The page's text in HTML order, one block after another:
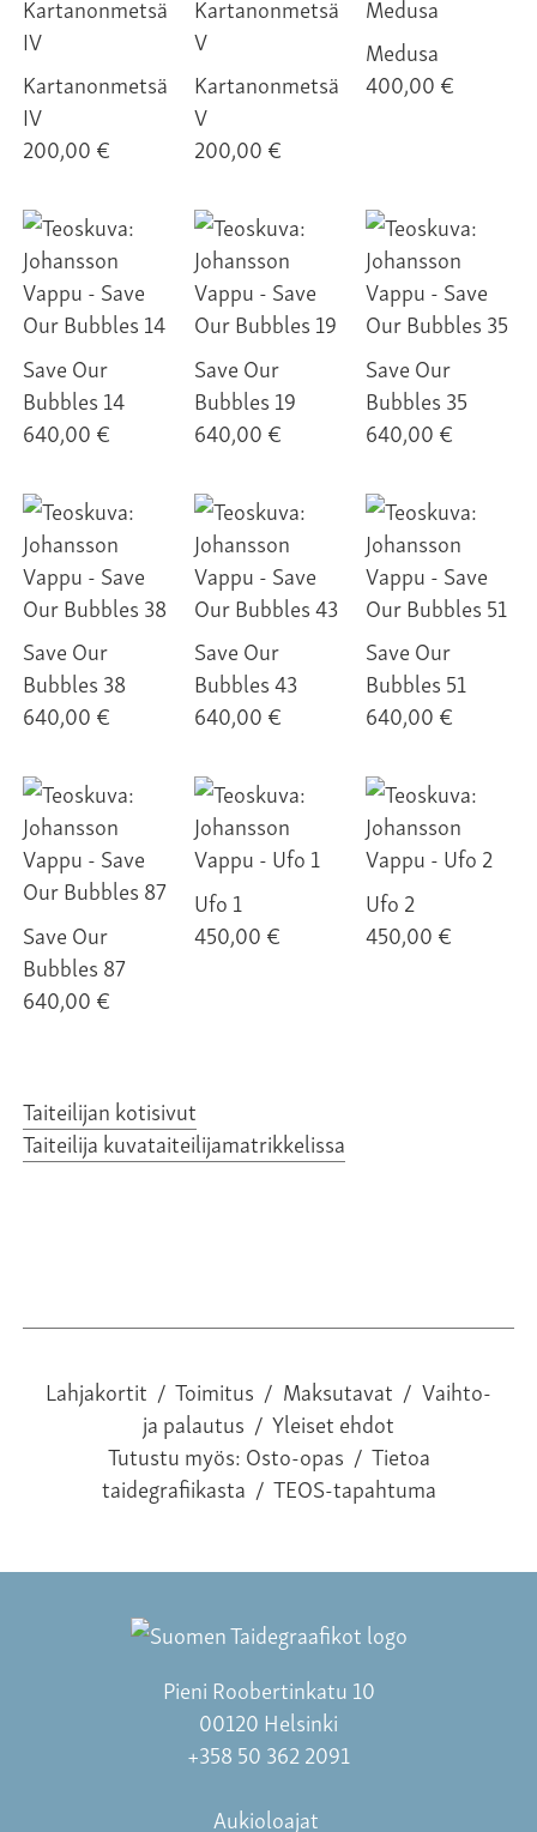
Kartanonmetsä
IV
200,00 €
Kartanonmetsä
V
200,00 €
Medusa
400,00 €
Save Our
Bubbles 14
640,00 €
Save Our
Bubbles 19
640,00 €
Save Our
Bubbles 35
640,00 €
Save Our
Bubbles 38
640,00 €
Save Our
Bubbles 43
640,00 €
Save Our
Bubbles 51
640,00 €
Save Our
Bubbles 87
640,00 €
Ufo 1
450,00 €
Ufo 2
450,00 €
Taiteilijan kotisivut
Taiteilija kuvataiteilijamatrikkelissa
Lahjakortit / Toimitus / Maksutavat / Vaihto-
ja palautus / Yleiset ehdot
Tutustu myös:Osto-opas / Tietoa
taidegrafiikasta / TEOS-tapahtuma
Pieni Roobertinkatu 10
00120 Helsinki
+358 50 362 2091
Aukioloajat